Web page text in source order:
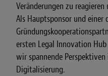
Veränderungen zu
Als Hauptsponsor und einer
ersten Legal Innovation
wir spannende
Digitalisierung.